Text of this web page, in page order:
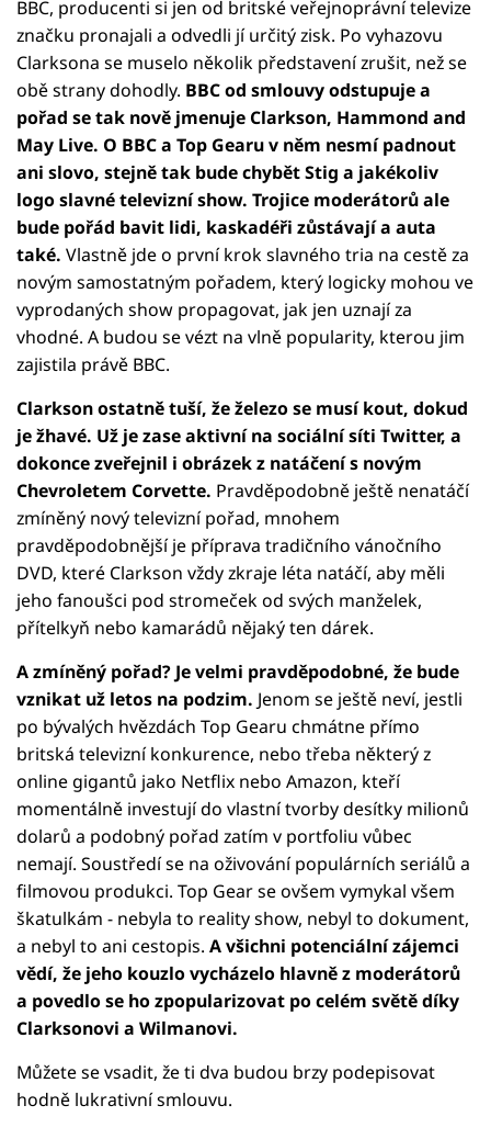
BBC, producenti si jen od britské veřejnoprávní televize
značku pronajali a odvedli jí určitý zisk. Po vyhazovu
Clarksona se muselo několik představení zrušit, než se
obě strany dohodly. BBC od smlouvy odstupuje a
pořad se tak nově jmenuje Clarkson, Hammond and
May Live. O BBC a Top Gearu v něm nesmí padnout
ani slovo, stejně tak bude chybět Stig a jakékoliv
logo slavné televizní show. Trojice moderátorů ale
bude pořád bavit lidi, kaskadéři zůstávají a auta
také. Vlastně jde o první krok slavného tria na cestě za
novým samostatným pořadem, který logicky mohou ve
vyprodaných show propagovat, jak jen uznají za
vhodné. A budou se vézt na vlně popularity, kterou jim
zajistila právě BBC.
Clarkson ostatně tuší, že železo se musí kout, dokud
je žhavé. Už je zase aktivní na sociální síti Twitter, a
dokonce zveřejnil i obrázek z natáčení s novým
Chevroletem Corvette. Pravděpodobně ještě nenatáčí
zmíněný nový televizní pořad, mnohem
pravděpodobnější je příprava tradičního vánočního
DVD, které Clarkson vždy zkraje léta natáčí, aby měli
jeho fanoušci pod stromeček od svých manželek,
přítelkyň nebo kamarádů nějaký ten dárek.
A zmíněný pořad? Je velmi pravděpodobné, že bude
vznikat už letos na podzim. Jenom se ještě neví, jestli
po bývalých hvězdách Top Gearu chmátne přímo
britská televizní konkurence, nebo třeba některý z
online gigantů jako Netflix nebo Amazon, kteří
momentálně investují do vlastní tvorby desítky milionů
dolarů a podobný pořad zatím v portfoliu vůbec
nemají. Soustředí se na oživování populárních seriálů a
filmovou produkci. Top Gear se ovšem vymykal všem
škatulkám - nebyla to reality show, nebyl to dokument,
a nebyl to ani cestopis. A všichni potenciální zájemci
vědí, že jeho kouzlo vycházelo hlavně z moderátorů
a povedlo se ho zpopularizovat po celém světě díky
Clarksonovi a Wilmanovi.
Můžete se vsadit, že ti dva budou brzy podepisovat
hodně lukrativní smlouvu.